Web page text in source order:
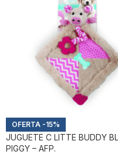
-15%
JUGUETE C LITTE BUDDY
PIGGY – AFP.